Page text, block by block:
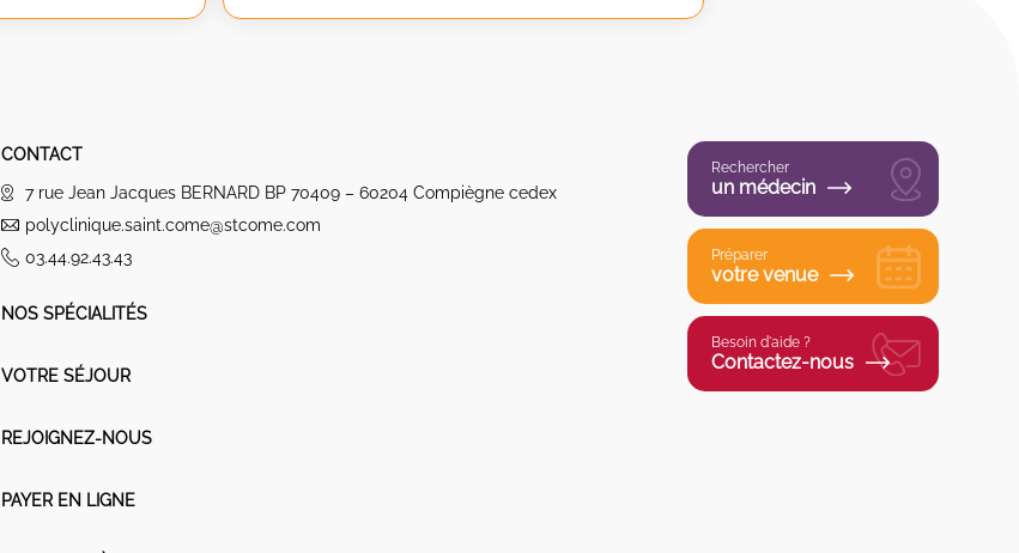
CONTACT
7 rue Jean Jacques BERNARD BP 70409 – 60204 Compiègne cedex
polyclinique.saint.come@stcome.com
03.44.92.43.43
NOS SPÉCIALITÉS
VOTRE SÉJOUR
REJOIGNEZ-NOUS
PAYER EN LIGNE
Rechercher
un médecin
Préparer
votre venue
Besoin d'aide ?
Contactez-nous